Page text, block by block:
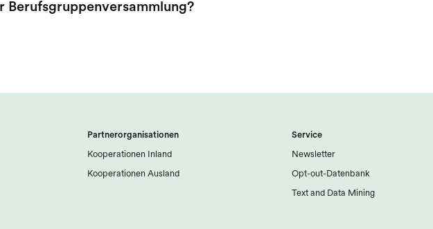
Berufsgruppenversammlung?
Partnerorganisationen
Kooperationen Inland
Kooperationen Ausland
Service
Newsletter
Opt-out-Datenbank
Text and Data Mining